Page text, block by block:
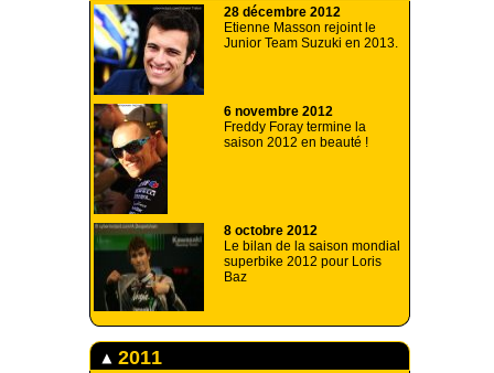
28 décembre 2012
Etienne Masson rejoint le
Junior Team Suzuki en 2013.
6 novembre 2012
Freddy Foray termine la
saison 2012 en beauté !
8 octobre 2012
Le bilan de la saison mondial
superbike 2012 pour Loris
Baz
2011